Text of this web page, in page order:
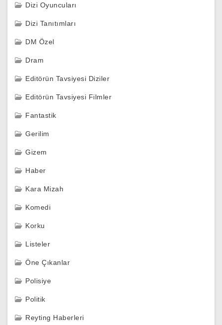
Dizi Oyuncuları
Dizi Tanıtımları
DM Özel
Dram
Editörün Tavsiyesi Diziler
Editörün Tavsiyesi Filmler
Fantastik
Gerilim
Gizem
Haber
Kara Mizah
Komedi
Korku
Listeler
Öne Çıkanlar
Polisiye
Politik
Reyting Haberleri